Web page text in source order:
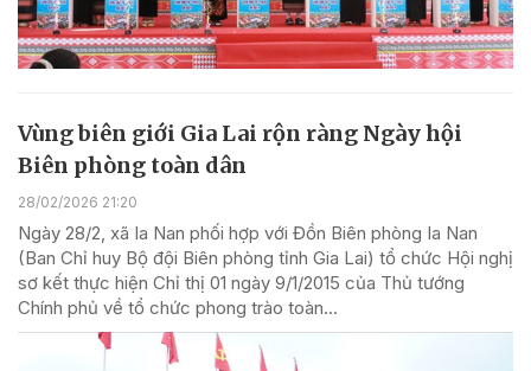
Vùng biên giới Gia Lai rộn ràng Ngày hội
Biên phòng toàn dân
28/02/2026 21:20
Ngày 28/2, xã Ia Nan phối hợp với Đồn Biên phòng Ia Nan
(Ban Chỉ huy Bộ đội Biên phòng tỉnh Gia Lai) tổ chức Hội nghị
sơ kết thực hiện Chỉ thị 01 ngày 9/1/2015 của Thủ tướng
Chính phủ về tổ chức phong trào toàn...